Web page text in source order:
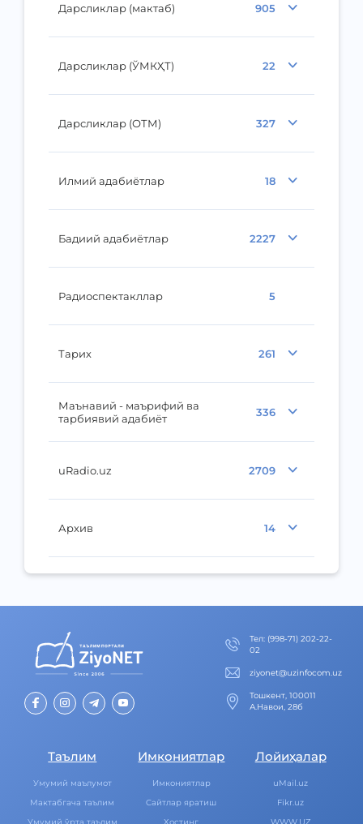
Дарсликлар (мактаб) 905
Дарсликлар (ЎМКҲТ) 22
Дарсликлар (ОТМ) 327
Илмий адабиётлар 18
Бадиий адабиётлар 2227
Радиоспектакллар 5
Тарих 261
Маънавий - маърифий ва
тарбиявий адабиёт
336
uRadio.uz 2709
Архив 14
Тел: (998-71) 202-22-
02
ziyonet@uzinfocom.uz
Тошкент, 100011
А.Навои, 28б
Таълим
Умумий маълумот
Мактабгача таълим
Умумий ўрта таълим
Имкониятлар
Имкониятлар
Cайтлар яратиш
Хостинг
Лойиҳалар
uMail.uz
Fikr.uz
WWW.UZ